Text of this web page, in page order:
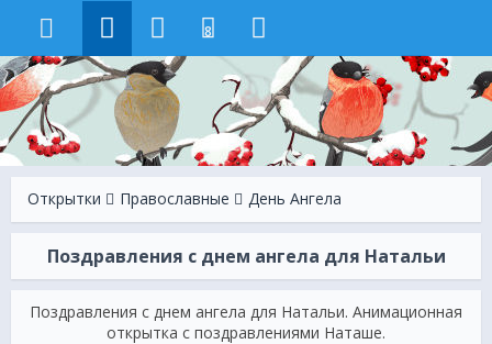
8
Открытки Православные День Ангела
Поздравления с днем ангела для Натальи
Поздравления с днем ангела для Натальи. Анимационная
открытка с поздравлениями Наташе.